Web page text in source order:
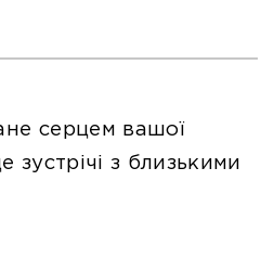
серцем вашої
зустрічі з близькими